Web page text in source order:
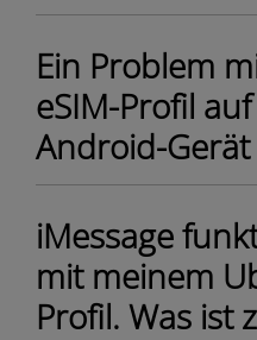
Ein Problem
eSIM-Profil
Android-
iMessage
mit meinem
Profil. Was ist